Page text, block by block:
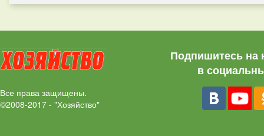
Все права защищены.
©2008-2017 - "Хозяйство"
Подпишитесь на
в